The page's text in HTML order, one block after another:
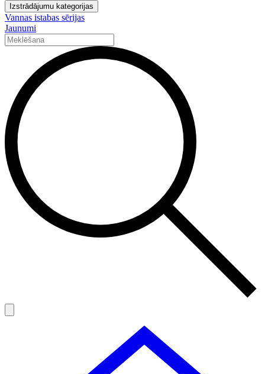
Izstrādājumu kategorijas
Vannas istabas sērijas
Jaunumi